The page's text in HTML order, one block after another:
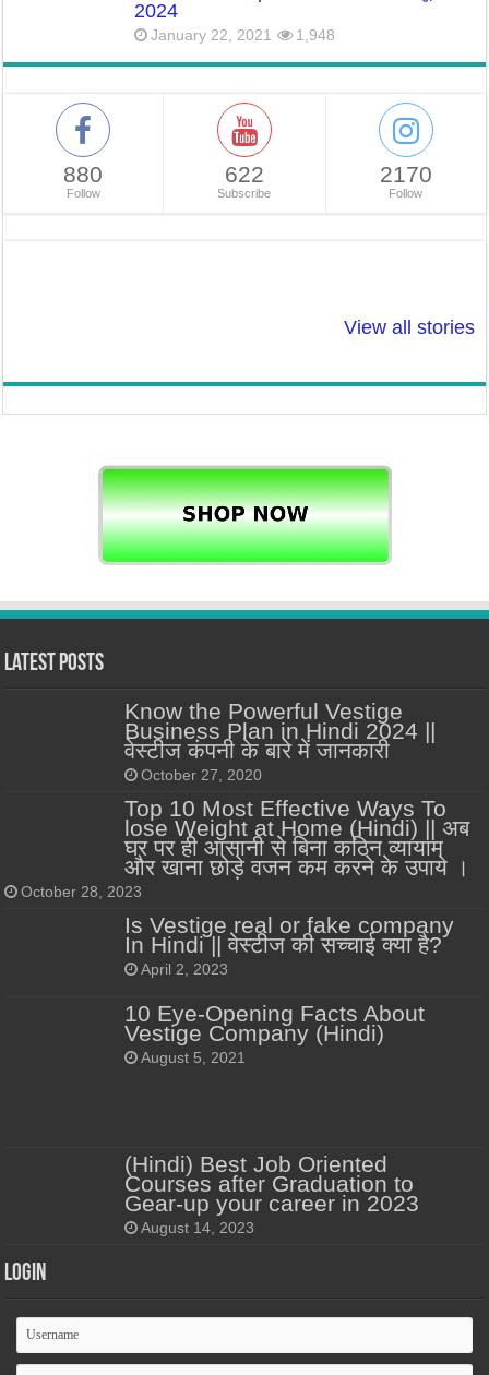
2024
January 22, 2021 1,948
880
Follow
622
Subscribe
2170
Follow
View all stories
टेस्टोस्टेरोन
Latest Posts
Know the Powerful Vestige
Business Plan in Hindi 2024 ||
वेस्टीज कंपनी के बारे में जानकारी
October 27, 2020
Top 10 Most Effective Ways To
lose Weight at Home (Hindi) || अब
घर पर ही आसानी से बिना कठिन व्यायाम
और खाना छोड़े वजन कम करने के उपाये ।
October 28, 2023
Is Vestige real or fake company
In Hindi || वेस्टीज की सच्चाई क्या है?
April 2, 2023
10 Eye-Opening Facts About
Vestige Company (Hindi)
August 5, 2021
(Hindi) Best Job Oriented
Courses after Graduation to
Gear-up your career in 2023
August 14, 2023
Login